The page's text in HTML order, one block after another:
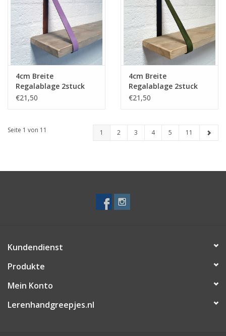
4cm Breite
Regalablage 2stuck
aus Leder Lavendel
€21,50
4cm Breite
Regalablage 2stuck
aus Leder khaki
€21,50
Seite 1 von 11 1 2 3 4 5 11
Kundendienst
Produkte
Mein Konto
Lerenhandgreepjes.nl